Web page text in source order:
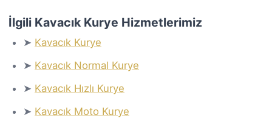
İlgili Kavacık Kurye Hizmetlerimiz
➤ Kavacık Kurye
➤ Kavacık Normal Kurye
➤ Kavacık Hızlı Kurye
➤ Kavacık Moto Kurye